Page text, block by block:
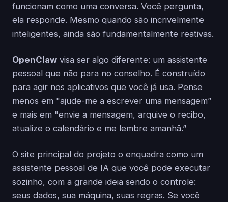
funcionam como uma conversa. Você pergunta,
ela responde. Mesmo quando são incrivelmente
inteligentes, ainda são fundamentalmente reativas.
OpenClaw visa ser algo diferente: um assistente
pessoal que não para no conselho. É construído
para agir nos aplicativos que você já usa. Pense
menos em "ajude-me a escrever uma mensagem”
e mais em "envie a mensagem, arquive o recibo,
atualize o calendário e me lembre amanhã.”
O site principal do projeto o enquadra como um
assistente pessoal de IA que você pode executar
sozinho, com a grande ideia sendo o controle:
seus dados, sua máquina, suas regras. Se você